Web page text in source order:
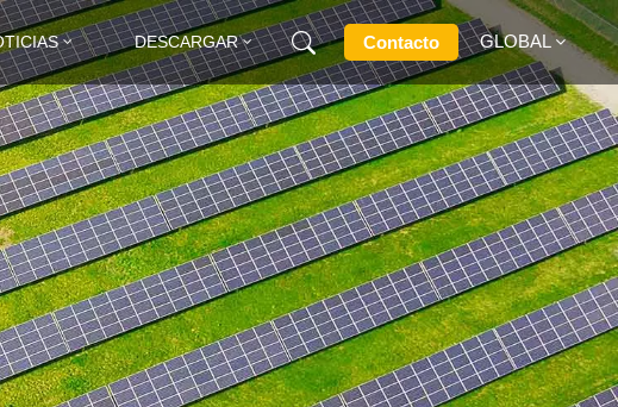
DESCARGAR Contacto GLOBAL
English
Français
Deutsch
Русский
Italiano